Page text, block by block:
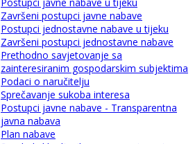
Završeni postupci javne nabave
Postupci jednostavne nabave u tijeku
Završeni postupci jednostavne nabave
Prethodno savjetovanje sa
zainteresiranim gospodarskim subjektima
Podaci o naručitelju
Sprečavanje sukoba interesa
Postupci javne nabave - Transparentna
javna nabava
Plan nabave